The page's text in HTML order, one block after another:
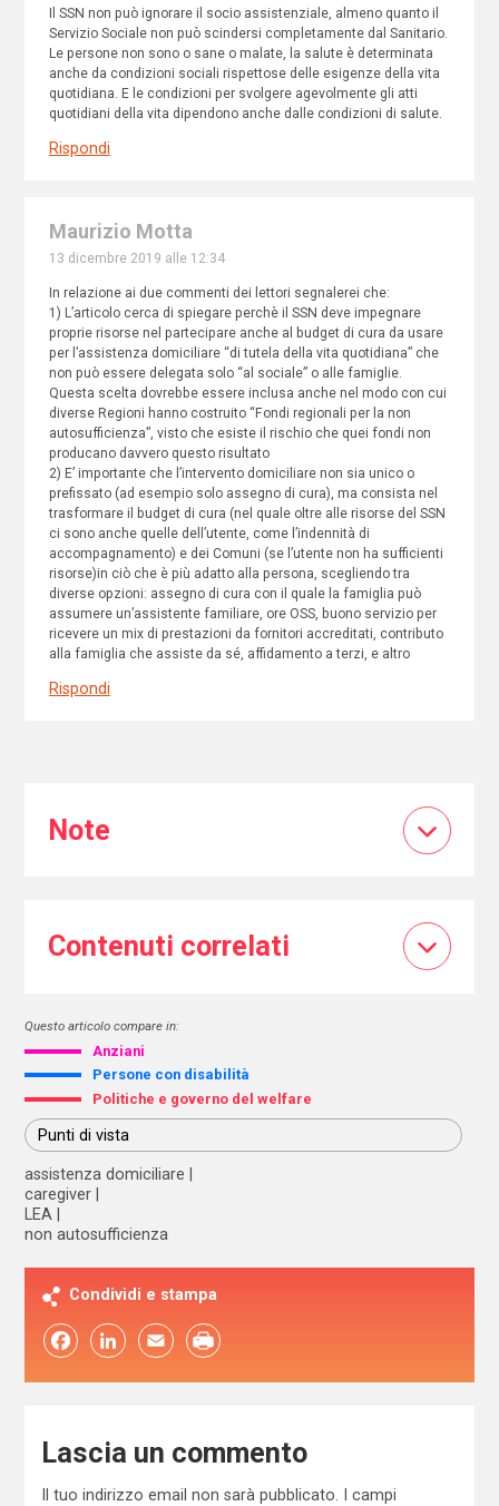
Il SSN non può ignorare il socio assistenziale, almeno quanto il
Servizio Sociale non può scindersi completamente dal Sanitario.
Le persone non sono o sane o malate, la salute è determinata
anche da condizioni sociali rispettose delle esigenze della vita
quotidiana. E le condizioni per svolgere agevolmente gli atti
quotidiani della vita dipendono anche dalle condizioni di salute.
Rispondi
Maurizio Motta
13 dicembre 2019 alle 12:34
In relazione ai due commenti dei lettori segnalerei che:
1) L’articolo cerca di spiegare perchè il SSN deve impegnare
proprie risorse nel partecipare anche al budget di cura da usare
per l’assistenza domiciliare “di tutela della vita quotidiana” che
non può essere delegata solo “al sociale” o alle famiglie.
Questa scelta dovrebbe essere inclusa anche nel modo con cui
diverse Regioni hanno costruito “Fondi regionali per la non
autosufficienza”, visto che esiste il rischio che quei fondi non
producano davvero questo risultato
2) E’ importante che l’intervento domiciliare non sia unico o
prefissato (ad esempio solo assegno di cura), ma consista nel
trasformare il budget di cura (nel quale oltre alle risorse del SSN
ci sono anche quelle dell’utente, come l’indennità di
accompagnamento) e dei Comuni (se l’utente non ha sufficienti
risorse)in ciò che è più adatto alla persona, scegliendo tra
diverse opzioni: assegno di cura con il quale la famiglia può
assumere un’assistente familiare, ore OSS, buono servizio per
ricevere un mix di prestazioni da fornitori accreditati, contributo
alla famiglia che assiste da sé, affidamento a terzi, e altro
Rispondi
Note
Contenuti correlati
Questo articolo compare in:
Anziani
Persone con disabilità
Politiche e governo del welfare
Punti di vista
assistenza domiciliare
caregiver
LEA
non autosufficienza
Condividi e stampa
FacebookLinkedIn Email
Lascia un commento
Il tuo indirizzo email non sarà pubblicato.
I campi